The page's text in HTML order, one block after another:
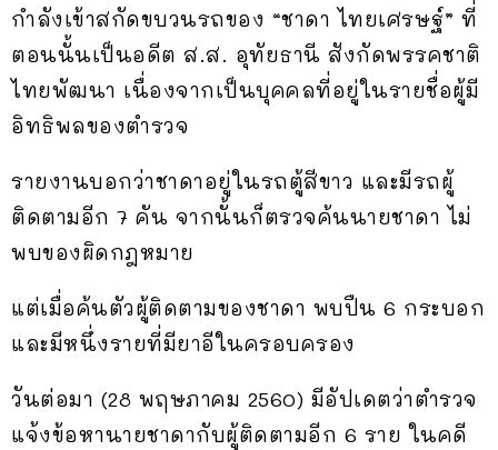
กำลังเข้าสกัดขบวนรถของ “ชาดา ไทยเศรษฐ์” ที่
ตอนนั้นเป็นอดีต ส.ส. อุทัยธานี สังกัดพรรคชาติ
ไทยพัฒนา เนื่องจากเป็นบุคคลที่อยู่ในรายชื่อผู้มี
อิทธิพลของตำรวจ
รายงานบอกว่าชาดาอยู่ในรถตู้สีขาว และมีรถผู้
ติดตามอีก 7 คัน จากนั้นก็ตรวจค้นนายชาดา ไม่
พบของผิดกฎหมาย
แต่เมื่อค้นตัวผู้ติดตามของชาดา พบปืน 6 กระบอก
และมีหนึ่งรายที่มียาอีในครอบครอง
วันต่อมา (28 พฤษภาคม 2560) มีอัปเดตว่าตำรวจ
แจ้งข้อหานายชาดากับผู้ติดตามอีก 6 ราย ในคดี